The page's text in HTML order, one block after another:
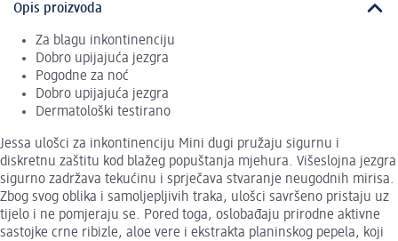
Opis proizvoda
Za blagu inkontinenciju
Dobro upijajuća jezgra
Pogodne za noć
Dobro upijajuća jezgra
Dermatološki testirano
Jessa ulošci za inkontinenciju Mini dugi pružaju sigurnu i
diskretnu zaštitu kod blažeg popuštanja mjehura. Višeslojna jezgra
sigurno zadržava tekućinu i sprječava stvaranje neugodnih mirisa.
Zbog svog oblika i samoljepljivih traka, ulošci savršeno pristaju uz
tijelo i ne pomjeraju se. Pored toga, oslobađaju prirodne aktivne
sastojke crne ribizle, aloe vere i ekstrakta planinskog pepela, koji